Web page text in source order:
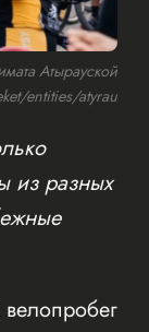
Атырауской
entities/atyrau
из разных